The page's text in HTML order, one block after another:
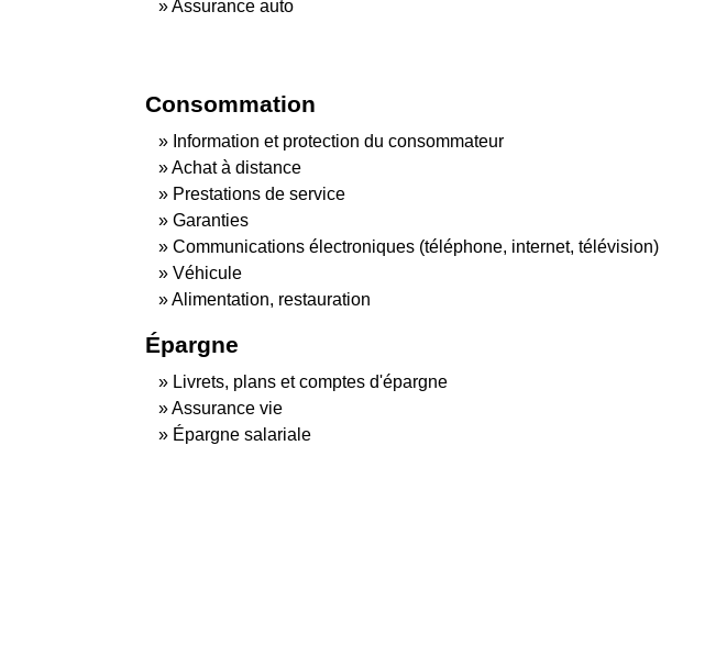
Assurance auto
Consommation
Information et protection du consommateur
Achat à distance
Prestations de service
Garanties
Communications électroniques (téléphone, internet, télévision)
Véhicule
Alimentation, restauration
Épargne
Livrets, plans et comptes d'épargne
Assurance vie
Épargne salariale